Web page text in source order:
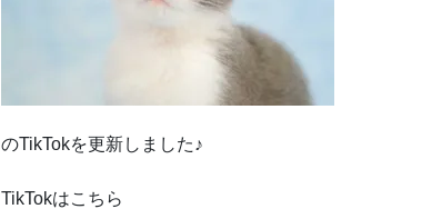
のTikTokを更新しました♪
TikTokはこちら